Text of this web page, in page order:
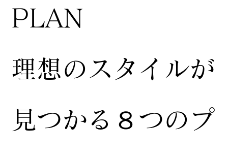
​PLAN
​理想のスタイルが
見つかる８つのプ